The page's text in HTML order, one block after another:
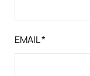
EMAIL*